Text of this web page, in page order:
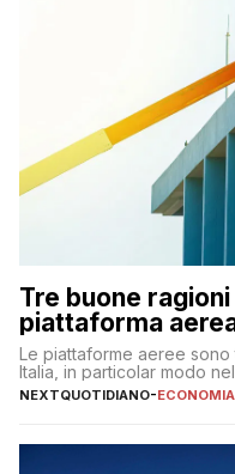
Tre buone
piattaforma
Le piattaforme aeree
Italia, in particolar modo
NEXTQUOTIDIANO-ECONOMIA